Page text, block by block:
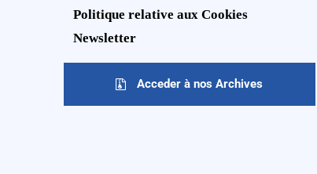
Politique relative aux Cookies
Newsletter
Acceder à nos Archives